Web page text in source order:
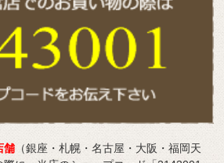
舗 （銀座・札幌・名古屋・大阪・福岡天